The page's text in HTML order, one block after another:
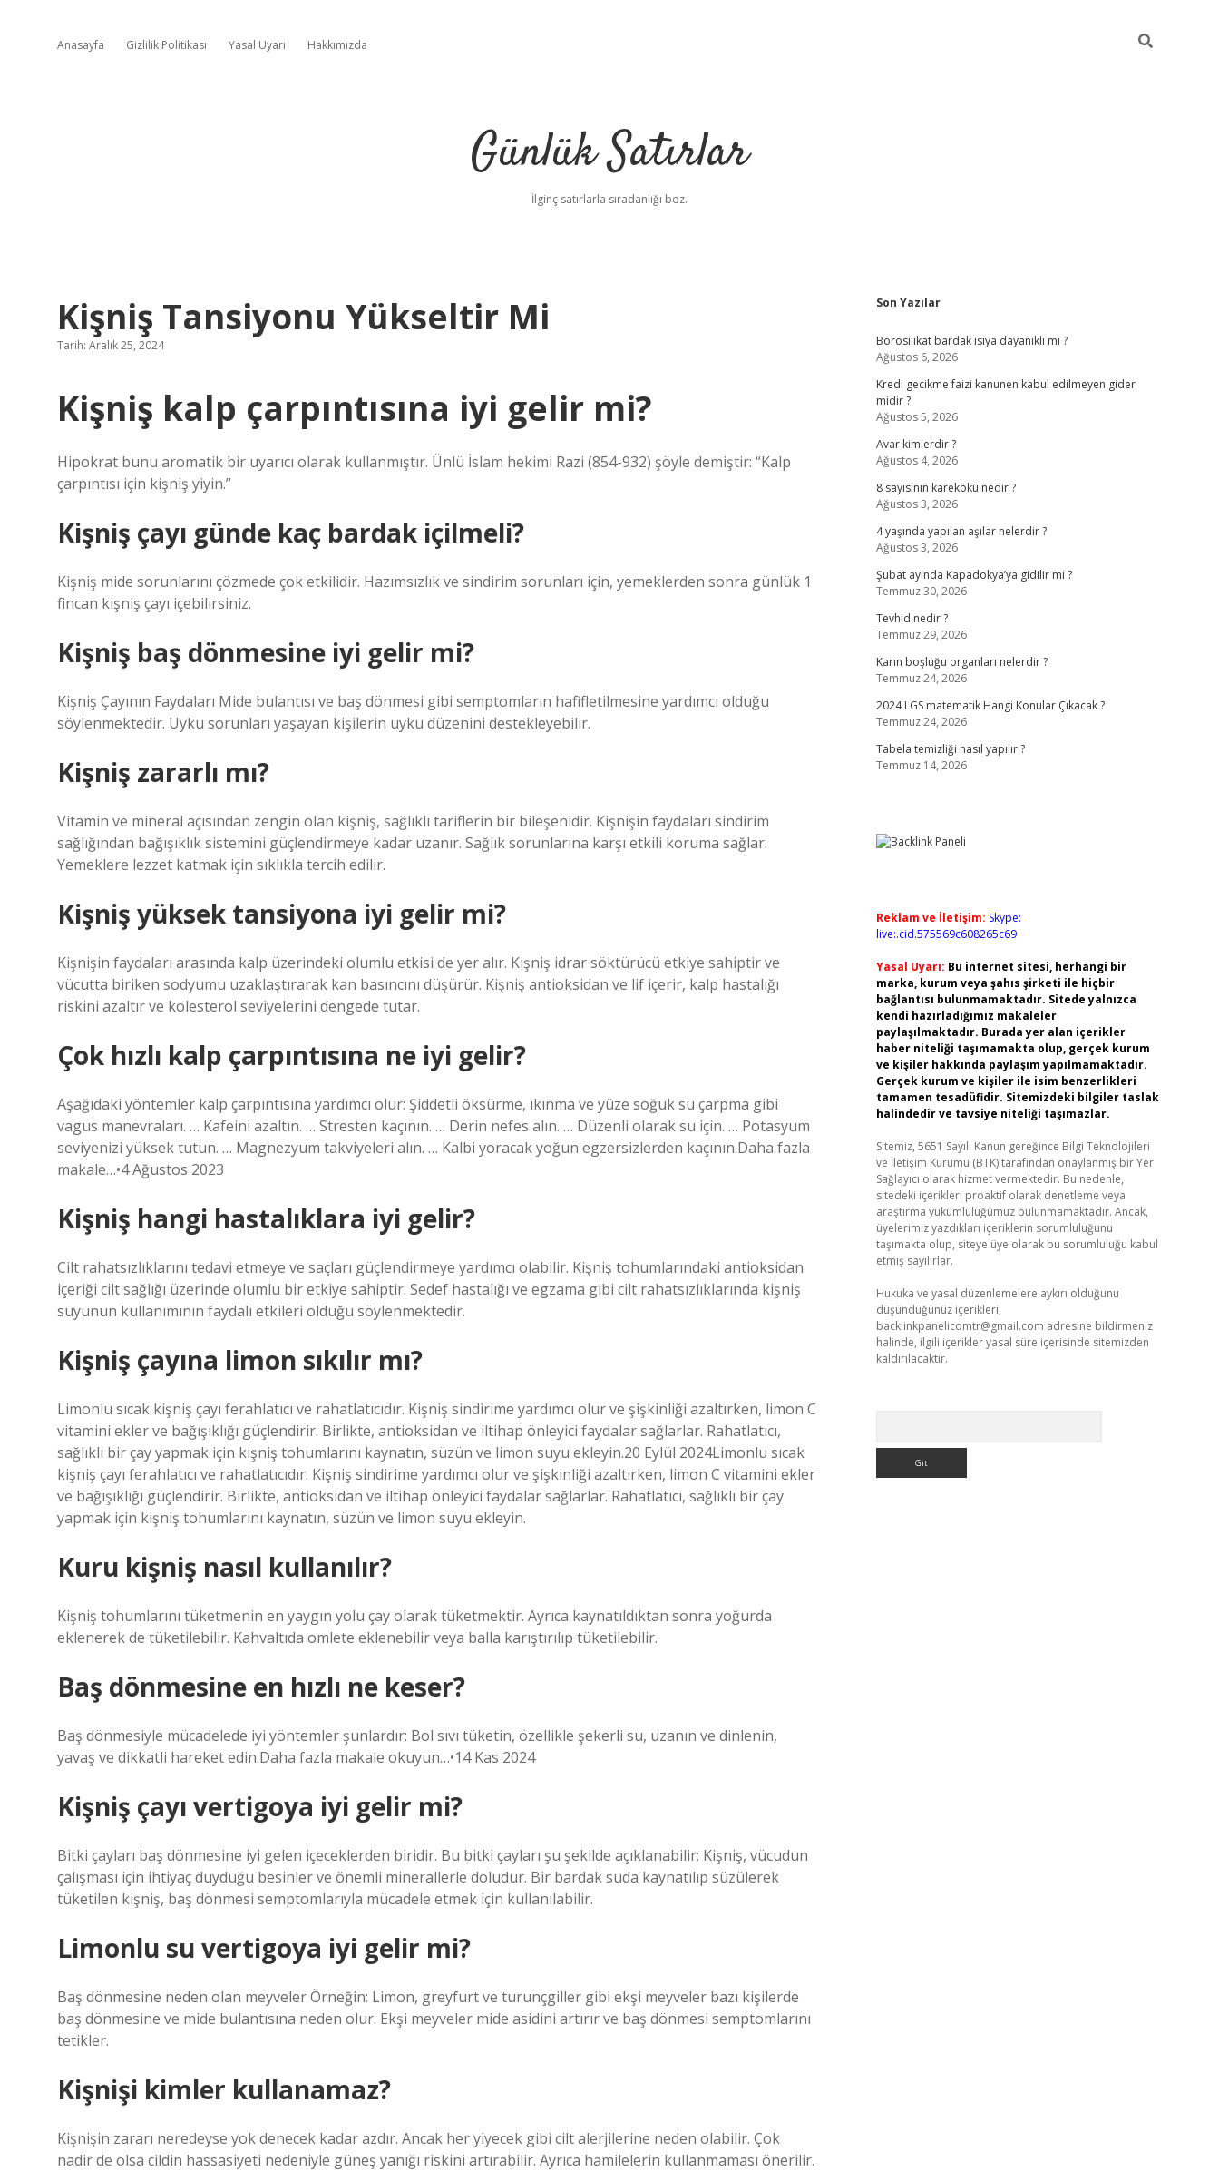
Anasayfa Gizlilik Politikası Yasal Uyarı Hakkımızda
Günlük Satırlar
İlginç satırlarla sıradanlığı boz.
Kişniş Tansiyonu Yükseltir Mi
Tarih: Aralık 25, 2024
Kişniş kalp çarpıntısına iyi gelir mi?
Hipokrat bunu aromatik bir uyarıcı olarak kullanmıştır. Ünlü İslam hekimi Razi (854-932) şöyle demiştir: “Kalp
çarpıntısı için kişniş yiyin.”
Kişniş çayı günde kaç bardak içilmeli?
Kişniş mide sorunlarını çözmede çok etkilidir. Hazımsızlık ve sindirim sorunları için, yemeklerden sonra günlük 1
fincan kişniş çayı içebilirsiniz.
Kişniş baş dönmesine iyi gelir mi?
Kişniş Çayının Faydaları Mide bulantısı ve baş dönmesi gibi semptomların hafifletilmesine yardımcı olduğu
söylenmektedir. Uyku sorunları yaşayan kişilerin uyku düzenini destekleyebilir.
Kişniş zararlı mı?
Vitamin ve mineral açısından zengin olan kişniş, sağlıklı tariflerin bir bileşenidir. Kişnişin faydaları sindirim
sağlığından bağışıklık sistemini güçlendirmeye kadar uzanır. Sağlık sorunlarına karşı etkili koruma sağlar.
Yemeklere lezzet katmak için sıklıkla tercih edilir.
Kişniş yüksek tansiyona iyi gelir mi?
Kişnişin faydaları arasında kalp üzerindeki olumlu etkisi de yer alır. Kişniş idrar söktürücü etkiye sahiptir ve
vücutta biriken sodyumu uzaklaştırarak kan basıncını düşürür. Kişniş antioksidan ve lif içerir, kalp hastalığı
riskini azaltır ve kolesterol seviyelerini dengede tutar.
Çok hızlı kalp çarpıntısına ne iyi gelir?
Aşağıdaki yöntemler kalp çarpıntısına yardımcı olur: Şiddetli öksürme, ıkınma ve yüze soğuk su çarpma gibi
vagus manevraları. … Kafeini azaltın. … Stresten kaçının. … Derin nefes alın. … Düzenli olarak su için. … Potasyum
seviyenizi yüksek tutun. … Magnezyum takviyeleri alın. … Kalbi yoracak yoğun egzersizlerden kaçının.Daha fazla
makale…•4 Ağustos 2023
Kişniş hangi hastalıklara iyi gelir?
Cilt rahatsızlıklarını tedavi etmeye ve saçları güçlendirmeye yardımcı olabilir. Kişniş tohumlarındaki antioksidan
içeriği cilt sağlığı üzerinde olumlu bir etkiye sahiptir. Sedef hastalığı ve egzama gibi cilt rahatsızlıklarında kişniş
suyunun kullanımının faydalı etkileri olduğu söylenmektedir.
Kişniş çayına limon sıkılır mı?
Limonlu sıcak kişniş çayı ferahlatıcı ve rahatlatıcıdır. Kişniş sindirime yardımcı olur ve şişkinliği azaltırken, limon C
vitamini ekler ve bağışıklığı güçlendirir. Birlikte, antioksidan ve iltihap önleyici faydalar sağlarlar. Rahatlatıcı,
sağlıklı bir çay yapmak için kişniş tohumlarını kaynatın, süzün ve limon suyu ekleyin.20 Eylül 2024Limonlu sıcak
kişniş çayı ferahlatıcı ve rahatlatıcıdır. Kişniş sindirime yardımcı olur ve şişkinliği azaltırken, limon C vitamini ekler
ve bağışıklığı güçlendirir. Birlikte, antioksidan ve iltihap önleyici faydalar sağlarlar. Rahatlatıcı, sağlıklı bir çay
yapmak için kişniş tohumlarını kaynatın, süzün ve limon suyu ekleyin.
Kuru kişniş nasıl kullanılır?
Kişniş tohumlarını tüketmenin en yaygın yolu çay olarak tüketmektir. Ayrıca kaynatıldıktan sonra yoğurda
eklenerek de tüketilebilir. Kahvaltıda omlete eklenebilir veya balla karıştırılıp tüketilebilir.
Baş dönmesine en hızlı ne keser?
Baş dönmesiyle mücadelede iyi yöntemler şunlardır: Bol sıvı tüketin, özellikle şekerli su, uzanın ve dinlenin,
yavaş ve dikkatli hareket edin.Daha fazla makale okuyun…•14 Kas 2024
Kişniş çayı vertigoya iyi gelir mi?
Bitki çayları baş dönmesine iyi gelen içeceklerden biridir. Bu bitki çayları şu şekilde açıklanabilir: Kişniş, vücudun
çalışması için ihtiyaç duyduğu besinler ve önemli minerallerle doludur. Bir bardak suda kaynatılıp süzülerek
tüketilen kişniş, baş dönmesi semptomlarıyla mücadele etmek için kullanılabilir.
Limonlu su vertigoya iyi gelir mi?
Baş dönmesine neden olan meyveler Örneğin: Limon, greyfurt ve turunçgiller gibi ekşi meyveler bazı kişilerde
baş dönmesine ve mide bulantısına neden olur. Ekşi meyveler mide asidini artırır ve baş dönmesi semptomlarını
tetikler.
Kişnişi kimler kullanamaz?
Kişnişin zararı neredeyse yok denecek kadar azdır. Ancak her yiyecek gibi cilt alerjilerine neden olabilir. Çok
nadir de olsa cildin hassasiyeti nedeniyle güneş yanığı riskini artırabilir. Ayrıca hamilelerin kullanmaması önerilir.
Sidebar
Son Yazılar
Borosilikat bardak isıya dayanıklı mı ?
Ağustos 6, 2026
Kredi gecikme faizi kanunen kabul edilmeyen gider
midir ?
Ağustos 5, 2026
Avar kimlerdir ?
Ağustos 4, 2026
8 sayısının karekökü nedir ?
Ağustos 3, 2026
4 yaşında yapılan aşılar nelerdir ?
Ağustos 3, 2026
Şubat ayında Kapadokya’ya gidilir mi ?
Temmuz 30, 2026
Tevhid nedir ?
Temmuz 29, 2026
Karın boşluğu organları nelerdir ?
Temmuz 24, 2026
2024 LGS matematik Hangi Konular Çıkacak ?
Temmuz 24, 2026
Tabela temizliği nasıl yapılır ?
Temmuz 14, 2026
Reklam ve İletişim: Skype:
live:.cid.575569c608265c69
Yasal Uyarı: Bu internet sitesi, herhangi bir
marka, kurum veya şahıs şirketi ile hiçbir
bağlantısı bulunmamaktadır. Sitede yalnızca
kendi hazırladığımız makaleler
paylaşılmaktadır. Burada yer alan içerikler
haber niteliği taşımamakta olup, gerçek kurum
ve kişiler hakkında paylaşım yapılmamaktadır.
Gerçek kurum ve kişiler ile isim benzerlikleri
tamamen tesadüfidir. Sitemizdeki bilgiler taslak
halindedir ve tavsiye niteliği taşımazlar.
Sitemiz, 5651 Sayılı Kanun gereğince Bilgi Teknolojileri
ve İletişim Kurumu (BTK) tarafından onaylanmış bir Yer
Sağlayıcı olarak hizmet vermektedir. Bu nedenle,
sitedeki içerikleri proaktif olarak denetleme veya
araştırma yükümlülüğümüz bulunmamaktadır. Ancak,
üyelerimiz yazdıkları içeriklerin sorumluluğunu
taşımakta olup, siteye üye olarak bu sorumluluğu kabul
etmiş sayılırlar.
Hukuka ve yasal düzenlemelere aykırı olduğunu
düşündüğünüz içerikleri,
backlinkpanelicomtr@gmail.com adresine bildirmeniz
halinde, ilgili içerikler yasal süre içerisinde sitemizden
kaldırılacaktır.